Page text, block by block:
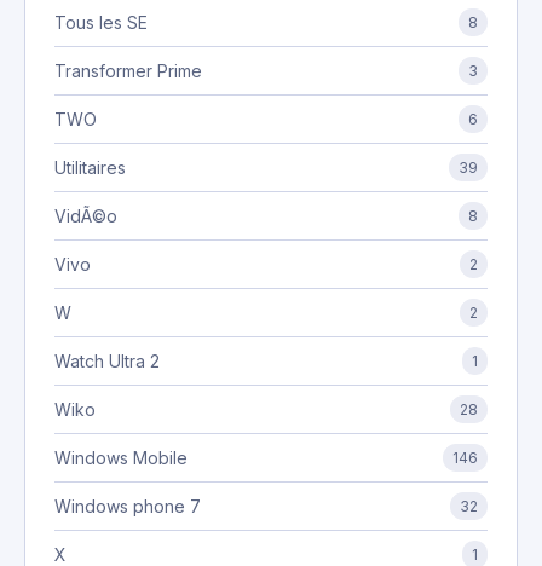
Tous les SE 8
Transformer Prime 3
TWO 6
Utilitaires 39
VidÃ©o 8
Vivo 2
W 2
Watch Ultra 2 1
Wiko 28
Windows Mobile 146
Windows phone 7 32
X 1